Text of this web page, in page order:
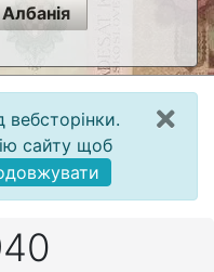
Албанія
сайту щоб